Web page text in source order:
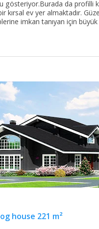
gösteriyor.Burada da profilli
kırsal ev yer almaktadır.
imkan tanıyan için büyük
house 221 m²